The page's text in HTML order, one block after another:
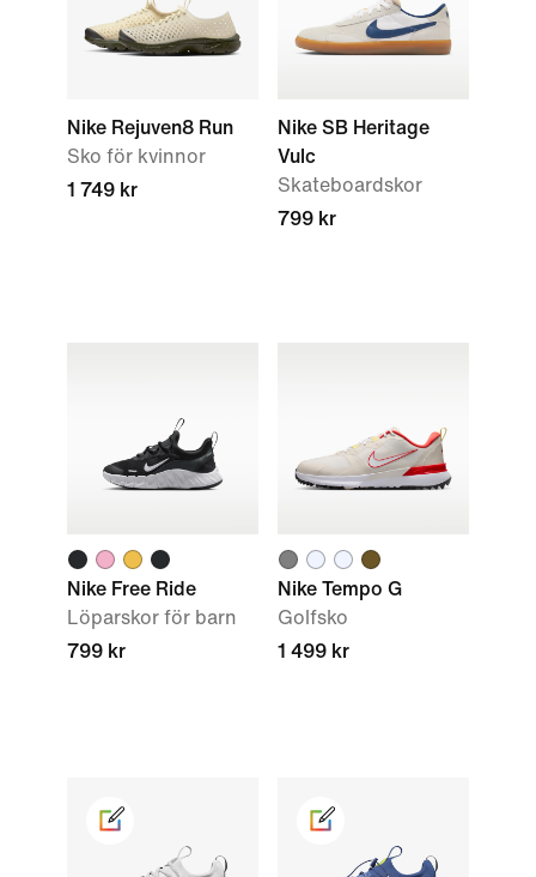
Nike Rejuven8 Run
Sko för kvinnor
1 749 kr
Nike SB Heritage
Vulc
Skateboardskor
799 kr
Nike Free Ride
Löparskor för barn
799 kr
Nike Tempo G
Golfsko
1 499 kr